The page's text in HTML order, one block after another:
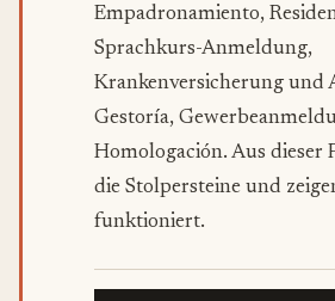
Empadronamiento,
Sprachkurs-Anmeldung,
Krankenversicherung und
Gestoría,
Homologación. Aus dieser
die Stolpersteine und
funktioniert.